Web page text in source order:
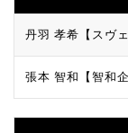
丹羽 孝希【スヴ
張本 智和【智和